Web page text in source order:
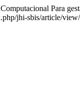
Para
jhi-sbis/article/